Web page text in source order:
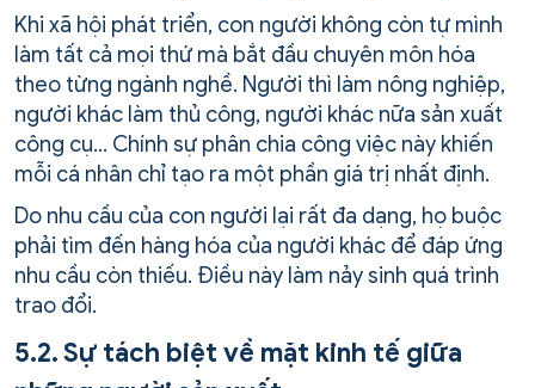
Khi xã hội phát triển, con người không còn tự mình
làm tất cả mọi thứ mà bắt đầu chuyên môn hóa
theo từng ngành nghề. Người thì làm nông nghiệp,
người khác làm thủ công, người khác nữa sản xuất
công cụ… Chính sự phân chia công việc này khiến
mỗi cá nhân chỉ tạo ra một phần giá trị nhất định.
Do nhu cầu của con người lại rất đa dạng, họ buộc
phải tìm đến hàng hóa của người khác để đáp ứng
nhu cầu còn thiếu. Điều này làm nảy sinh quá trình
trao đổi.
5.2. Sự tách biệt về mặt kinh tế giữa